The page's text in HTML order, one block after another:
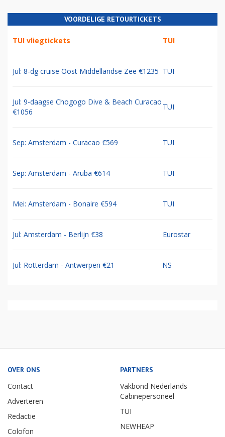
VOORDELIGE RETOURTICKETS
TUI vliegtickets TUI
Jul: 8-dg cruise Oost Middellandse Zee €1235 TUI
Jul: 9-daagse Chogogo Dive & Beach Curacao
€1056
TUI
Sep: Amsterdam - Curacao €569 TUI
Sep: Amsterdam - Aruba €614 TUI
Mei: Amsterdam - Bonaire €594 TUI
Jul: Amsterdam - Berlijn €38 Eurostar
Jul: Rotterdam - Antwerpen €21 NS
OVER ONS
Contact
Adverteren
Redactie
Colofon
PARTNERS
Vakbond Nederlands
Cabinepersoneel
TUI
NEWHEAP